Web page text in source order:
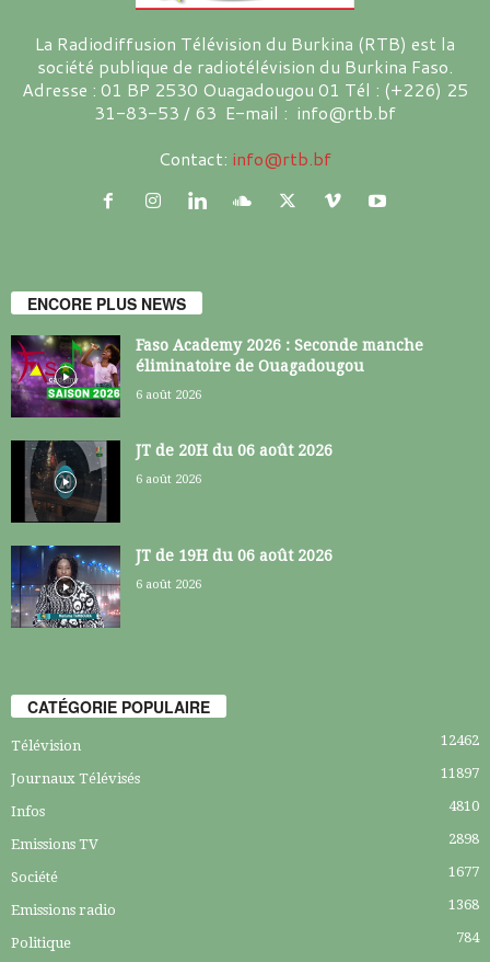
La Radiodiffusion Télévision du Burkina (RTB) est la
société publique de radiotélévision du Burkina Faso.
Adresse : 01 BP 2530 Ouagadougou 01 Tél : (+226) 25
31-83-53 / 63 E-mail : info@rtb.bf
Contact: info@rtb.bf
ENCORE PLUS NEWS
Faso Academy 2026 : Seconde manche
éliminatoire de Ouagadougou
6 août 2026
JT de 20H du 06 août 2026
6 août 2026
JT de 19H du 06 août 2026
6 août 2026
CATÉGORIE POPULAIRE
Télévision 12462
Journaux Télévisés 11897
Infos 4810
Emissions TV 2898
Société 1677
Emissions radio 1368
Politique 784